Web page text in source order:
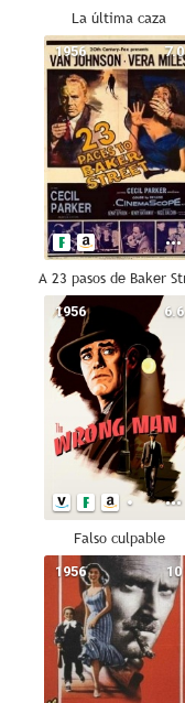
La última caza
7.0
1956
6.6
1956
Falso culpable
10
1956